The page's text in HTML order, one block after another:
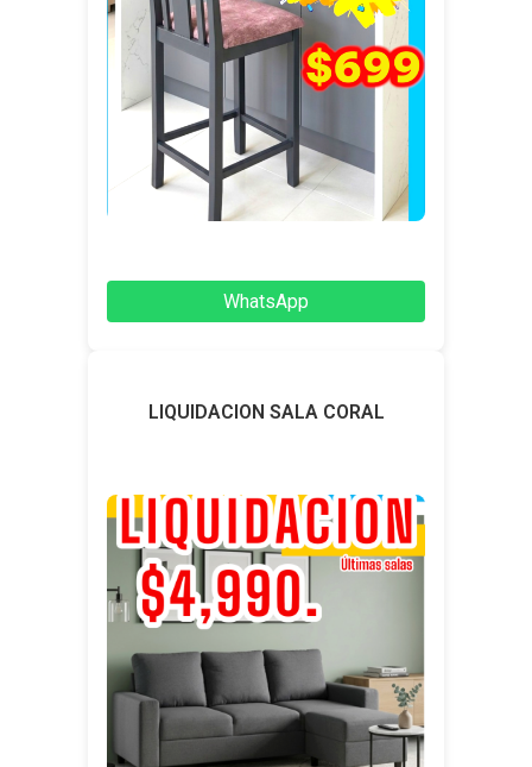
WhatsApp
LIQUIDACION SALA CORAL